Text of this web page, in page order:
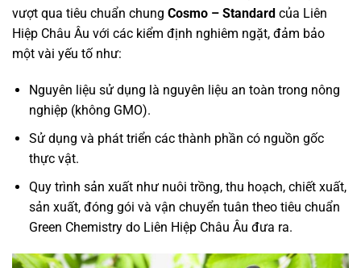
vượt qua tiêu chuẩn chung Cosmo – Standard của Liên
Hiệp Châu Âu với các kiểm định nghiêm ngặt, đảm bảo
một vài yếu tố như:
Nguyên liệu sử dụng là nguyên liệu an toàn trong nông
nghiệp (không GMO).
Sử dụng và phát triển các thành phần có nguồn gốc
thực vật.
Quy trình sản xuất như nuôi trồng, thu hoạch, chiết xuất,
sản xuất, đóng gói và vận chuyển tuân theo tiêu chuẩn
Green Chemistry do Liên Hiệp Châu Âu đưa ra.